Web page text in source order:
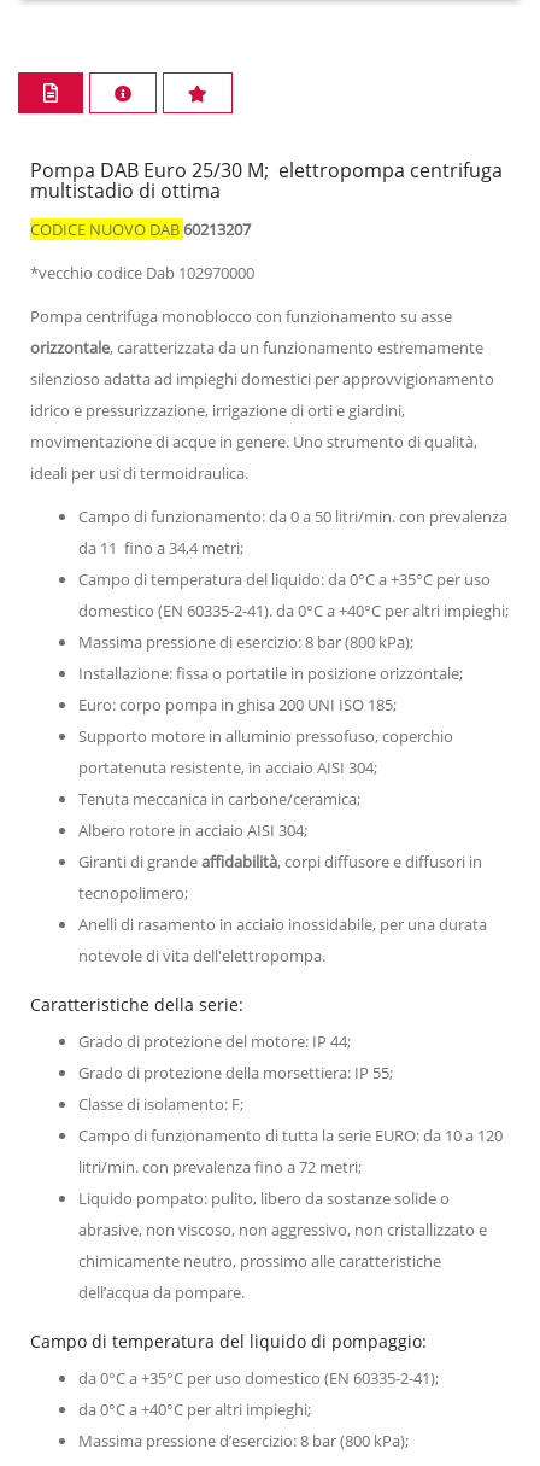
Pompa DAB Euro 25/30 M; elettropompa centrifuga
multistadio di ottima
CODICE NUOVO DAB60213207
*vecchio codice Dab 102970000
Pompa centrifuga monoblocco con funzionamento su asse
orizzontale, caratterizzata da un funzionamento estremamente
silenzioso adatta ad impieghi domestici per approvvigionamento
idrico e pressurizzazione, irrigazione di orti e giardini,
movimentazione di acque in genere. Uno strumento di qualità,
ideali per usi di termoidraulica.
Campo di funzionamento: da 0 a 50 litri/min. con prevalenza
da 11 fino a 34,4 metri;
Campo di temperatura del liquido: da 0°C a +35°C per uso
domestico (EN 60335-2-41). da 0°C a +40°C per altri impieghi;
Massima pressione di esercizio: 8 bar (800 kPa);
Installazione: fissa o portatile in posizione orizzontale;
Euro: corpo pompa in ghisa 200 UNI ISO 185;
Supporto motore in alluminio pressofuso, coperchio
portatenuta resistente, in acciaio AISI 304;
Tenuta meccanica in carbone/ceramica;
Albero rotore in acciaio AISI 304;
Giranti di grandeaffidabilità, corpi diffusore e diffusori in
tecnopolimero;
Anelli di rasamento in acciaio inossidabile, per una durata
notevole di vita dell'elettropompa.
Caratteristiche della serie:
Grado di protezione del motore: IP 44;
Grado di protezione della morsettiera: IP 55;
Classe di isolamento: F;
Campo di funzionamento di tutta la serie EURO: da 10 a 120
litri/min. con prevalenza fino a 72 metri;
Liquido pompato: pulito, libero da sostanze solide o
abrasive, non viscoso, non aggressivo, non cristallizzato e
chimicamente neutro, prossimo alle caratteristiche
dell’acqua da pompare.
Campo di temperatura del liquido di pompaggio:
da 0°C a +35°C per uso domestico (EN 60335-2-41);
da 0°C a +40°C per altri impieghi;
Massima pressione d’esercizio: 8 bar (800 kPa);